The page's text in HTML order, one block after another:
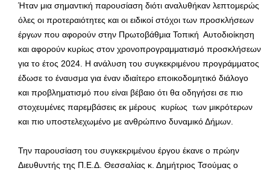
Ήταν μια σημαντική παρουσίαση διότι αναλυθήκαν λεπτομερώς
όλες οι προτεραιότητες και οι ειδικοί στόχοι των προσκλήσεων
έργων που αφορούν στην Πρωτοβάθμια Τοπική Αυτοδιοίκηση
και αφορούν κυρίως στον χρονοπρογραμματισμό προσκλήσεων
για το έτος 2024. Η ανάλυση του συγκεκριμένου προγράμματος
έδωσε το έναυσμα για έναν ιδιαίτερο εποικοδομητικό διάλογο
και προβληματισμό που είναι βέβαιο ότι θα οδηγήσει σε πιο
στοχευμένες παρεμβάσεις εκ μέρους κυρίως των μικρότερων
και πιο υποστελεχωμένο με ανθρώπινο δυναμικό Δήμων.
Την παρουσίαση του συγκεκριμένου έργου έκανε ο πρώην
Διευθυντής της Π.Ε.Δ. Θεσσαλίας κ. Δημήτριος Τσούμας ο